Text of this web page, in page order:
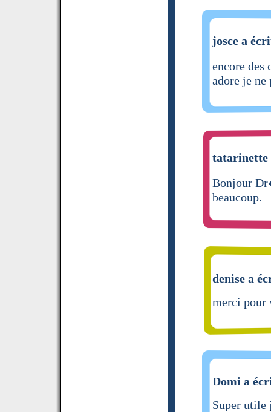
josce a
encore
adore je
Bonjour
beaucoup.
denise a
merci pour
Domi a
Super utile